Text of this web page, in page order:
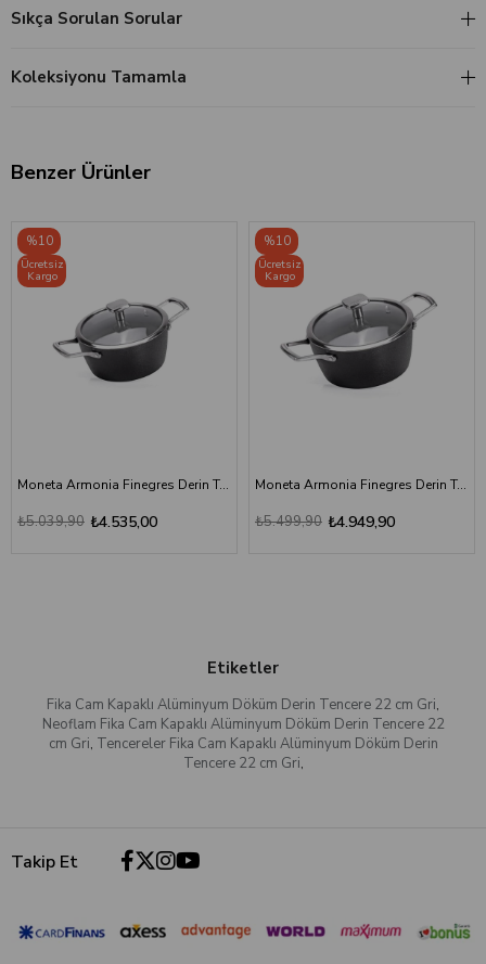
Sıkça Sorulan Sorular
Koleksiyonu Tamamla
Benzer Ürünler
Moneta Armonia Finegres Derin Tencere 20 cm + Kapak
₺4.535,00
₺5.039,90
%10
Ücretsiz
Kargo
Moneta Armonia Finegres Derin Tencere 24 cm + Kapak
₺4.949,90
₺5.499,90
%10
Ücretsiz
Kargo
Etiketler
Fika Cam Kapaklı Alüminyum Döküm Derin Tencere 22 cm Gri,
Neoflam Fika Cam Kapaklı Alüminyum Döküm Derin Tencere 22
cm Gri, Tencereler Fika Cam Kapaklı Alüminyum Döküm Derin
Tencere 22 cm Gri,
Takip Et